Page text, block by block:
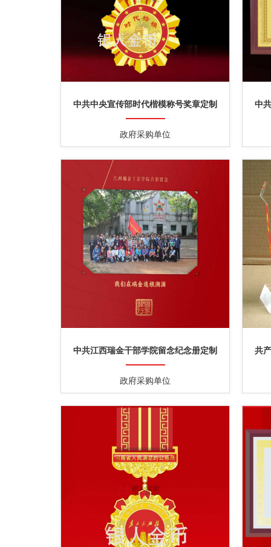
中共中央宣传部时代楷模称号奖章定制
政府采购单位
中
中共江西瑞金干部学院留念纪念册定制
政府采购单位
共